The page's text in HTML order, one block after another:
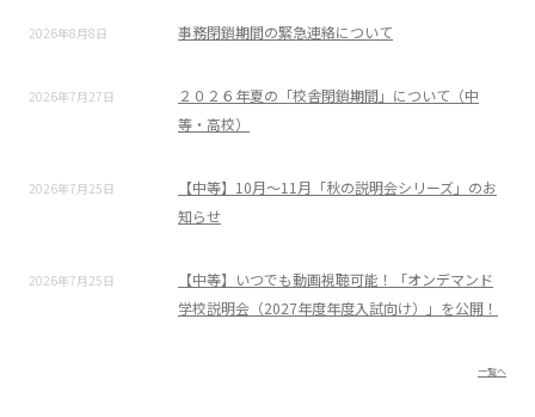
2026年8月8日 事務閉鎖期間の緊急連絡について
2026年7月27日
２０２６年夏の「校舎閉鎖期間」について（中
等・高校）
2026年7月25日
【中等】10月～11月「秋の説明会シリーズ」のお
知らせ
2026年7月25日
【中等】いつでも動画視聴可能！「オンデマンド
学校説明会（2027年度年度入試向け）」を公開！
一覧へ